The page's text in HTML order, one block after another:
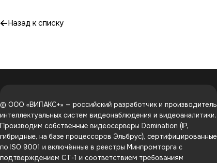
запуска»,— IT-директор ТЦ
Назад к списку
© ООО «ВИПАКС+» — российский разработчик и производитель
интеллектуальных систем видеонаблюдения и видеоаналитики.
Производим собственные видеосерверы Domination (IP,
гибридные, на базе процессоров Эльбрус), сертифицированные
по ISO 9001 и включённые в реестры Минпромторга с
подтверждением СТ-1 и соответствием требованиям